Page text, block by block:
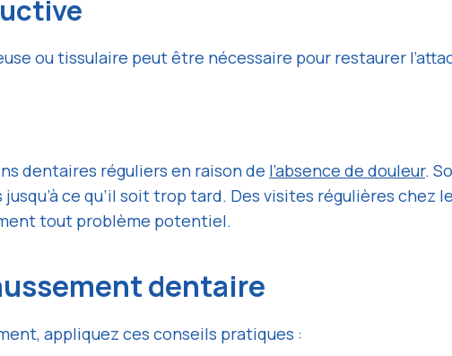
ou tissulaire peut être nécessaire pour restaurer
dentaires réguliers en raison de l’absence de douleur.
ce qu’il soit trop tard. Des visites régulières
tout problème potentiel.
dentaire
appliquez ces conseils pratiques :